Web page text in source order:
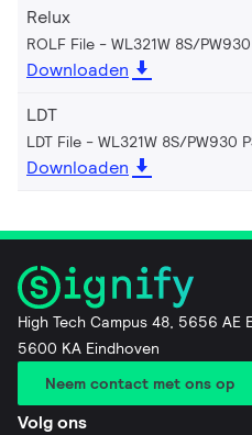
Relux
ROLF File - WL321W 8S/PW930
Downloaden
LDT
LDT File - WL321W 8S/PW930
Downloaden
High Tech Campus 48, 5656
5600 KA Eindhoven
Neem contact met ons op
Volg ons